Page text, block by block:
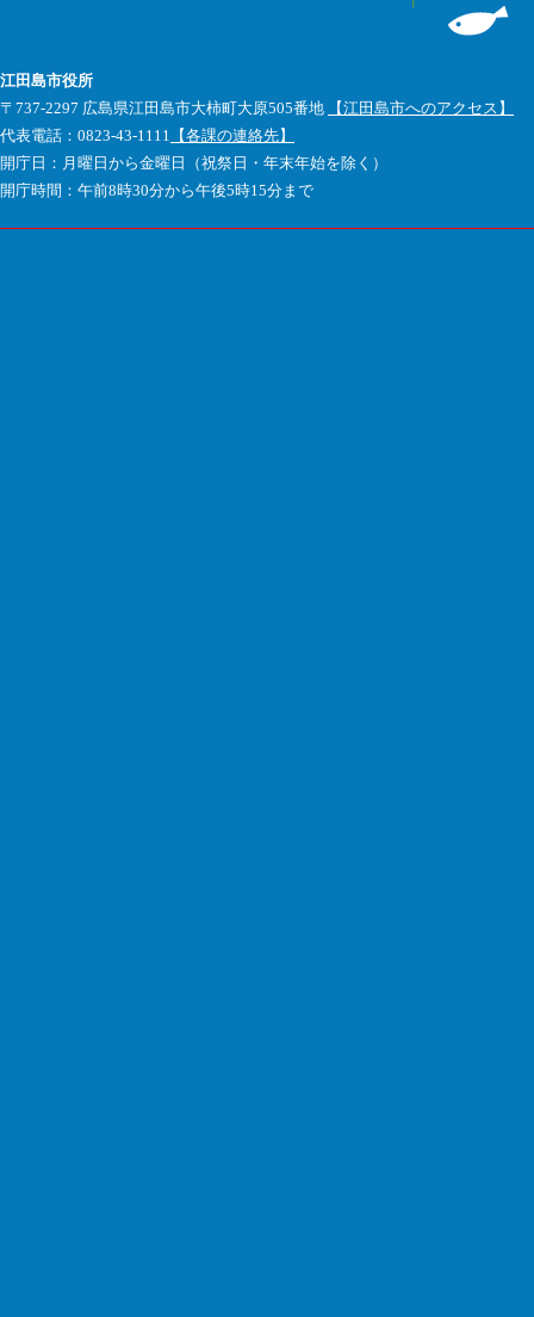
江田島市役所
〒737-2297 広島県江田島市大柿町大原505番地
【江田島市へのアクセス】
代表電話：0823-43-1111 【各課の連絡先】
開庁日：月曜日から金曜日（祝祭日・年末年始を除く）
開庁時間：午前8時30分から午後5時15分まで